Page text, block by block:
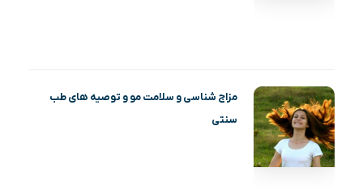
مزاج شناسی و سلامت مو و توصیه های طب
سنتی